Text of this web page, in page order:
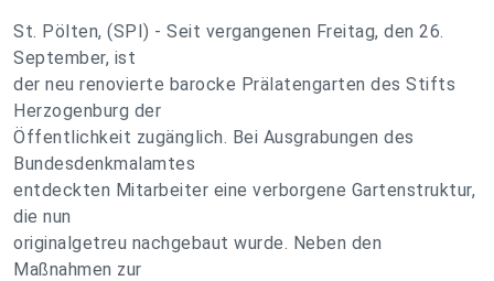
St. Pölten, (SPI) - Seit vergangenen Freitag, den 26.
September, ist
der neu renovierte barocke Prälatengarten des Stifts
Herzogenburg der
Öffentlichkeit zugänglich. Bei Ausgrabungen des
Bundesdenkmalamtes
entdeckten Mitarbeiter eine verborgene Gartenstruktur,
die nun
originalgetreu nachgebaut wurde. Neben den
Maßnahmen zur